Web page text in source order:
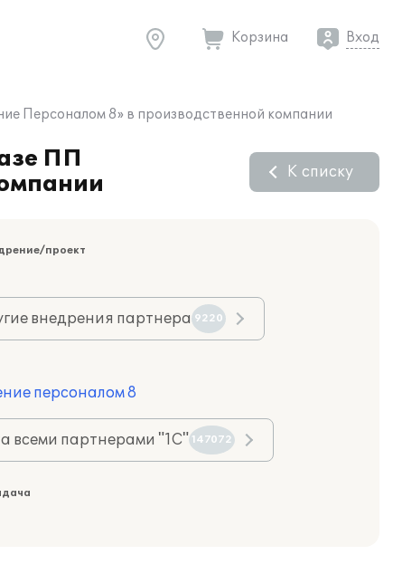
Корзина Вход
Персоналом 8» в производственной компании
ПП
К списку
проект
внедрения партнера 9220
персоналом 8
всеми партнерами "1С" 147072